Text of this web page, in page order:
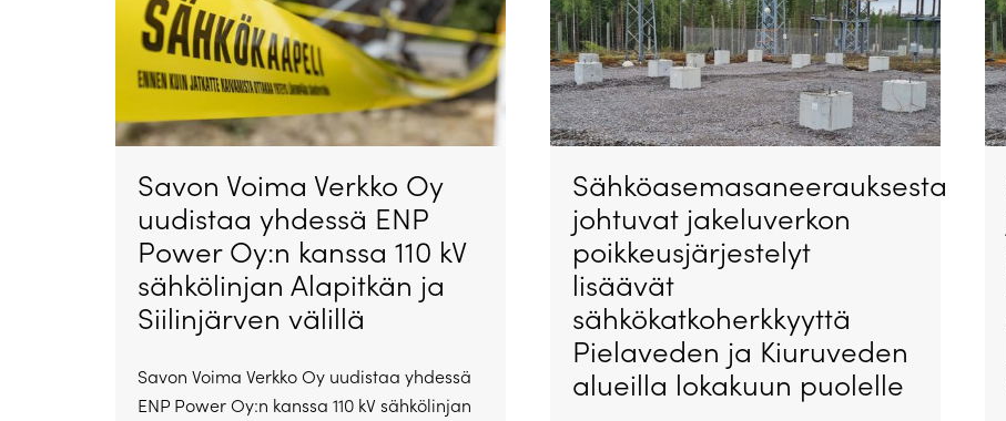
Savon Voima Verkko Oy
uudistaa yhdessä ENP
Power Oy:n kanssa 110 kV
sähkölinjan Alapitkän ja
Siilinjärven välillä
Savon Voima Verkko Oy uudistaa yhdessä
ENP Power Oy:n kanssa 110 kV sähkölinjan
Sähköasemasaneerauksesta
johtuvat jakeluverkon
poikkeusjärjestelyt
lisäävät
sähkökatkoherkkyyttä
Pielaveden ja Kiuruveden
alueilla lokakuun puolelle